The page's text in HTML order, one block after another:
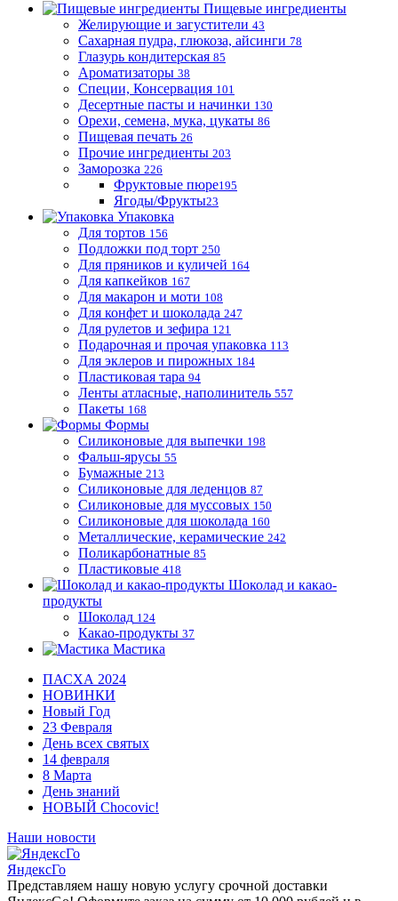
Пищевые ингредиенты
Желирующие и загустители 43
Сахарная пудра, глюкоза, айсинги 78
Глазурь кондитерская 85
Ароматизаторы 38
Специи, Консервация 101
Десертные пасты и начинки 130
Орехи, семена, мука, цукаты 86
Пищевая печать 26
Прочие ингредиенты 203
Заморозка 226
Фруктовые пюре195
Ягоды/Фрукты23
Упаковка
Для тортов 156
Подложки под торт 250
Для пряников и куличей 164
Для капкейков 167
Для макарон и моти 108
Для конфет и шоколада 247
Для рулетов и зефира 121
Подарочная и прочая упаковка 113
Для эклеров и пирожных 184
Пластиковая тара 94
Ленты атласные, наполинитель 557
Пакеты 168
Формы
Силиконовые для выпечки 198
Фальш-ярусы 55
Бумажные 213
Силиконовые для леденцов 87
Силиконовые для муссовых 150
Силиконовые для шоколада 160
Металлические, керамические 242
Поликарбонатные 85
Пластиковые 418
Шоколад и какао-
продукты
Шоколад 124
Какао-продукты 37
Мастика
ПАСХА 2024
НОВИНКИ
Новый Год
23 Февраля
День всех святых
14 февраля
8 Марта
День знаний
НОВЫЙ Chocovic!
Наши новости
ЯндексГо
Представляем нашу новую услугу срочной доставки